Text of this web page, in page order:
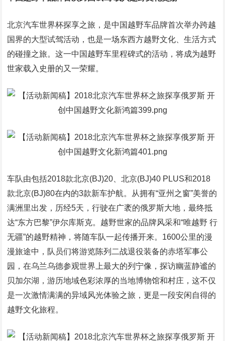
北京汽车世界杯探享之旅，是中国越野车品牌首次举办跨越
国界的大型试驾活动，也是一场东西方越野文化、生活方式
的碰撞之旅。这一中国越野车里程碑式的活动，将成为越野
世家载入史册的又一荣耀。
车队由包括2018款北京(BJ)20、北京(BJ)40 PLUS和2018
款北京(BJ)80在内的3款新车护航。从拥有“亚州之窗”美誉的
满洲里出发，历经5天，行驶在广袤的俄罗斯大地，最终抵
达“东方巴黎”伊尔库斯克。越野世家的品牌风采和“唯越野 行
无疆”的越野精神，将随车队一起传播开来。1600公里的漫
漫旅途中，队员们将游览陈列二战退役装备的赤塔军事公
园，在乌兰乌德参观世界上最大的列宁像，探访幽蓝静谧的
贝加尔湖，游历地域色彩浓厚的当地博物馆和村庄，这不仅
是一次激情满满的异域风光体验之旅，更是一段安闲自得的
越野文化旅程。